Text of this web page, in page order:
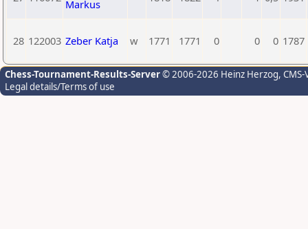
Markus
28 122003 Zeber Katja w 1771 1771 0 0 0 1787
Chess-Tournament-Results-Server© 2006-2026 Heinz Herzog,
Legal details/Terms of use